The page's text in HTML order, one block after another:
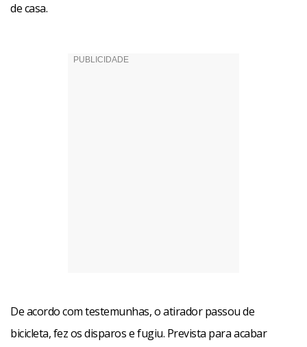
de casa.
De acordo com testemunhas, o atirador passou de
bicicleta, fez os disparos e fugiu. Prevista para acabar